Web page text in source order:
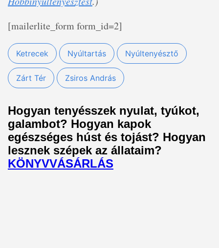
[mailerlite_form form_id=2]
Ketrecek Nyúltartás Nyúltenyésztő
Zárt Tér Zsiros András
Hogyan tenyésszek nyulat, tyúkot,
galambot? Hogyan kapok
egészséges húst és tojást? Hogyan
lesznek szépek az állataim?
KÖNYVVÁSÁRLÁS